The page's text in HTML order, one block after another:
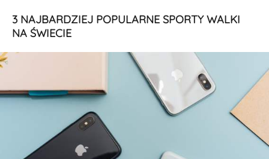
3 NAJBARDZIEJ POPULARNE SPORTY WALKI
NA ŚWIECIE